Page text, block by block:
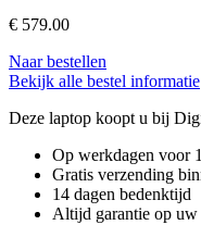
€ 579.00
Naar bestellen
Bekijk alle bestel informatie
Deze laptop koopt u bij
Op werkdagen voor
Gratis verzending
14 dagen bedenktijd
Altijd garantie op uw